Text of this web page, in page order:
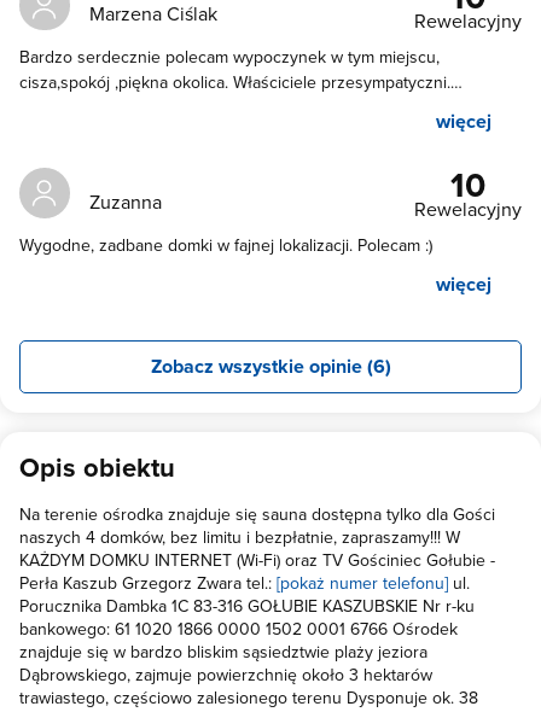
Marzena Ciślak Rewelacyjny
Bardzo serdecznie polecam wypoczynek w tym miejscu,
cisza,spokój ,piękna okolica. Właściciele przesympatyczni.
Jedzonko w restauracji przepyszne,mega porcje w dobrej cenie.
więcej
Zuzanna 10
Rewelacyjny
Wygodne, zadbane domki w fajnej lokalizacji. Polecam :)
więcej
Zobacz wszystkie opinie (6)
Opis obiektu
Na terenie ośrodka znajduje się sauna dostępna tylko dla Gości
naszych 4 domków, bez limitu i bezpłatnie, zapraszamy!!! W
KAŻDYM DOMKU INTERNET (Wi-Fi) oraz TV Gościniec Gołubie -
Perła Kaszub Grzegorz Zwara tel.: [pokaż numer telefonu] ul.
Porucznika Dambka 1C 83-316 GOŁUBIE KASZUBSKIE Nr r-ku
bankowego: 61 1020 1866 0000 1502 0001 6766 Ośrodek
znajduje się w bardzo bliskim sąsiedztwie plaży jeziora
Dąbrowskiego, zajmuje powierzchnię około 3 hektarów
trawiastego, częściowo zalesionego terenu Dysponuje ok. 38